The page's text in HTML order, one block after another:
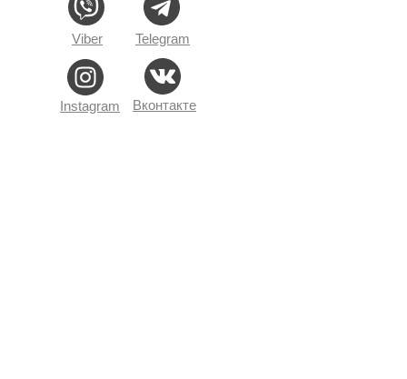
Telegram
Viber
Instagram Вконтакте